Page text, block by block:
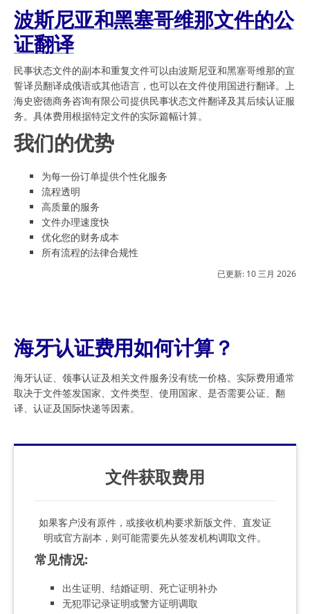
波斯尼亚和黑塞哥维那文件的公
证翻译
民事状态文件的副本和重复文件可以由波斯尼亚和黑塞哥维那的宣
誓译员翻译成俄语或其他语言，也可以在文件使用国进行翻译。上
海史密德商务咨询有限公司提供民事状态文件翻译及其后续认证服
务。具体费用根据特定文件的实际篇幅计算。
我们的优势
为每一份订单提供个性化服务
流程透明
高质量的服务
文件办理速度快
优化您的财务成本
所有流程的法律合规性
已更新: 10 三月 2026
海牙认证费用如何计算？
海牙认证、领事认证及相关文件服务没有统一价格。实际费用通常
取决于文件签发国家、文件类型、使用国家、是否需要公证、翻
译、认证及国际快递等因素。
文件获取费用
如果客户没有原件，或接收机构要求新版文件、直发证
明或官方副本，则可能需要先从签发机构调取文件。
常见情况:
出生证明、结婚证明、死亡证明补办
无犯罪记录证明或警方证明调取